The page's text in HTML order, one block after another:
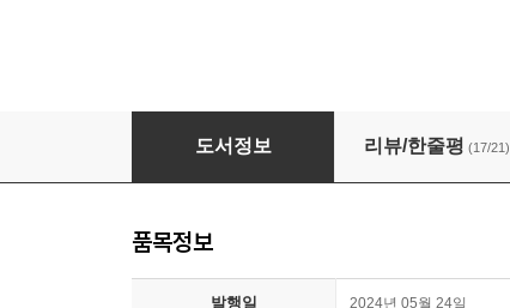
Disney ? Pixar Best Collection ? Elemental
도서정보 리뷰/한줄평 (17/21)
품목정보
발행일 2024년 05월 24일